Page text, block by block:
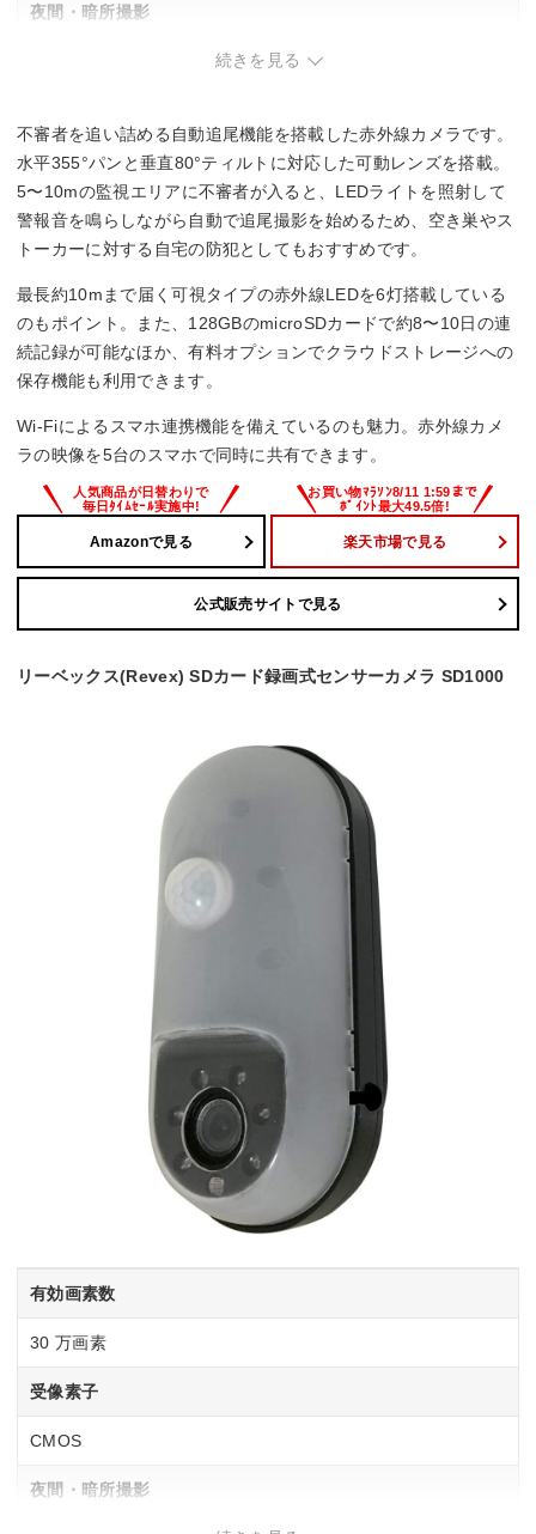
夜間・暗所撮影
IP66
人感センサー
幅x高さx奥行
110x170x160 mm
続きを見る
不審者を追い詰める自動追尾機能を搭載した赤外線カメラです。
水平355°パンと垂直80°ティルトに対応した可動レンズを搭載。
5〜10mの監視エリアに不審者が入ると、LEDライトを照射して
警報音を鳴らしながら自動で追尾撮影を始めるため、空き巣やス
トーカーに対する自宅の防犯としてもおすすめです。
最長約10mまで届く可視タイプの赤外線LEDを6灯搭載している
のもポイント。また、128GBのmicroSDカードで約8〜10日の連
続記録が可能なほか、有料オプションでクラウドストレージへの
保存機能も利用できます。
Wi-Fiによるスマホ連携機能を備えているのも魅力。赤外線カメ
ラの映像を5台のスマホで同時に共有できます。
Amazonで見る 楽天市場で見る
公式販売サイトで見る
リーベックス(Revex) SDカード録画式センサーカメラ SD1000
有効画素数
30 万画素
受像素子
CMOS
夜間・暗所撮影